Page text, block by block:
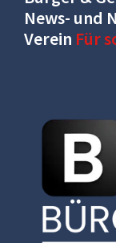
News- und
Verein Für